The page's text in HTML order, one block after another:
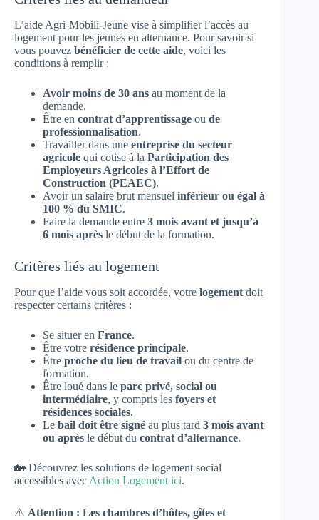
L’aide Agri-Mobili-Jeune vise à simplifier l’accès au
logement pour les jeunes en alternance. Pour savoir si
vous pouvez bénéficier de cette aide, voici les
conditions à remplir :
Avoir moins de 30 ans au moment de la
demande.
Être en contrat d’apprentissage ou de
professionnalisation.
Travailler dans une entreprise du secteur
agricole qui cotise à la Participation des
Employeurs Agricoles à l’Effort de
Construction (PEAEC).
Avoir un salaire brut mensuel inférieur ou égal à
100 % du SMIC.
Faire la demande entre 3 mois avant et jusqu’à
6 mois après le début de la formation.
Critères liés au logement
Pour que l’aide vous soit accordée, votre logement doit
respecter certains critères :
Se situer en France.
Être votre résidence principale.
Être proche du lieu de travail ou du centre de
formation.
Être loué dans le parc privé, social ou
intermédiaire, y compris les foyers et
résidences sociales.
Le bail doit être signé au plus tard 3 mois avant
ou après le début du contrat d’alternance.
🏡 Découvrez les solutions de logement social
accessibles avec Action Logement ici.
⚠️ Attention : Les chambres d’hôtes, gîtes et